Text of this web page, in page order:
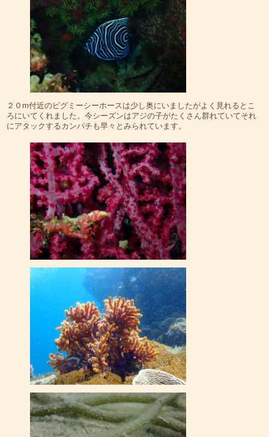
２０m付近のピグミーシーホースは少し奥にいましたがよく見れるとこ
ろにいてくれました。今シーズンはアジの子がたくさん群れていてそれ
にアタックするカンパチも早々とみられています。